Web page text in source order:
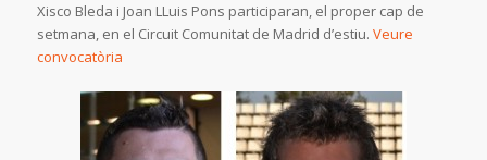
Xisco Bleda i Joan LLuis Pons participaran, el proper cap de
setmana, en el Circuit Comunitat de Madrid d’estiu. Veure
convocatòria